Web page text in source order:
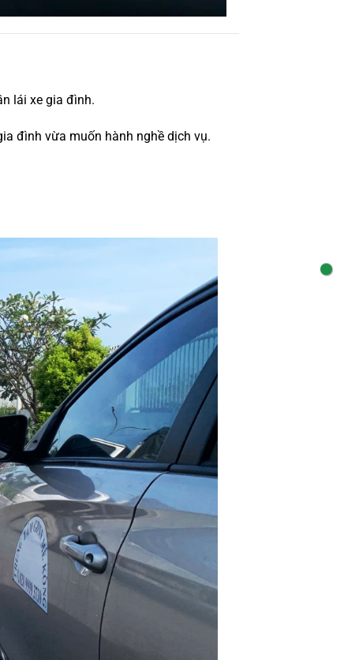
lái xe gia đình.
đình vừa muốn hành nghề dịch vụ.